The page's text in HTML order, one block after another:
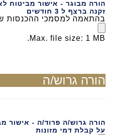
הורה מבוגר - אישור מביטוח
זקנה ברצף ל 3 חודשים
בהתאמה למסמכי ההכנסות
Max. file size: 1 MB.
הורה גרוש/ה
הורה גרוש/ה פרוד/ה - אישור
על קבלת דמי מזונות